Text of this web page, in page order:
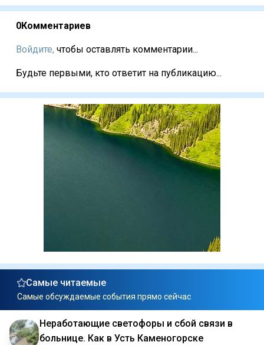
0Комментариев
Войдите, чтобы оставлять комментарии...
Будьте первыми, кто ответит на публикацию...
Самые читаемые
Самые обсуждаемые события прямо сейчас
Неработающие светофоры и сбой связи в
больнице. Как в Усть Каменогорске